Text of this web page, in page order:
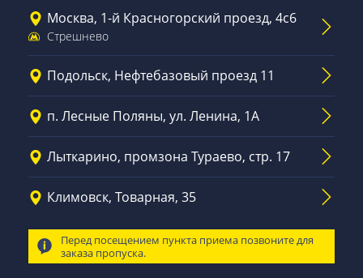
Москва, 1-й Красногорский проезд, 4с6
Стрешнево
Подольск, Нефтебазовый проезд 11
п. Лесные Поляны, ул. Ленина, 1А
Лыткарино, промзона Тураево, стр. 17
Климовск, Товарная, 35
Перед посещением пункта приема позвоните для
заказа пропуска.